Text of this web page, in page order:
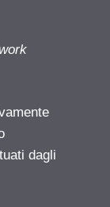
dagli